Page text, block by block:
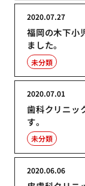
福岡の木下小
ました。
2020.07.27
未分類
歯科クリニッ
す。
2020.07.01
未分類
2020.06.06